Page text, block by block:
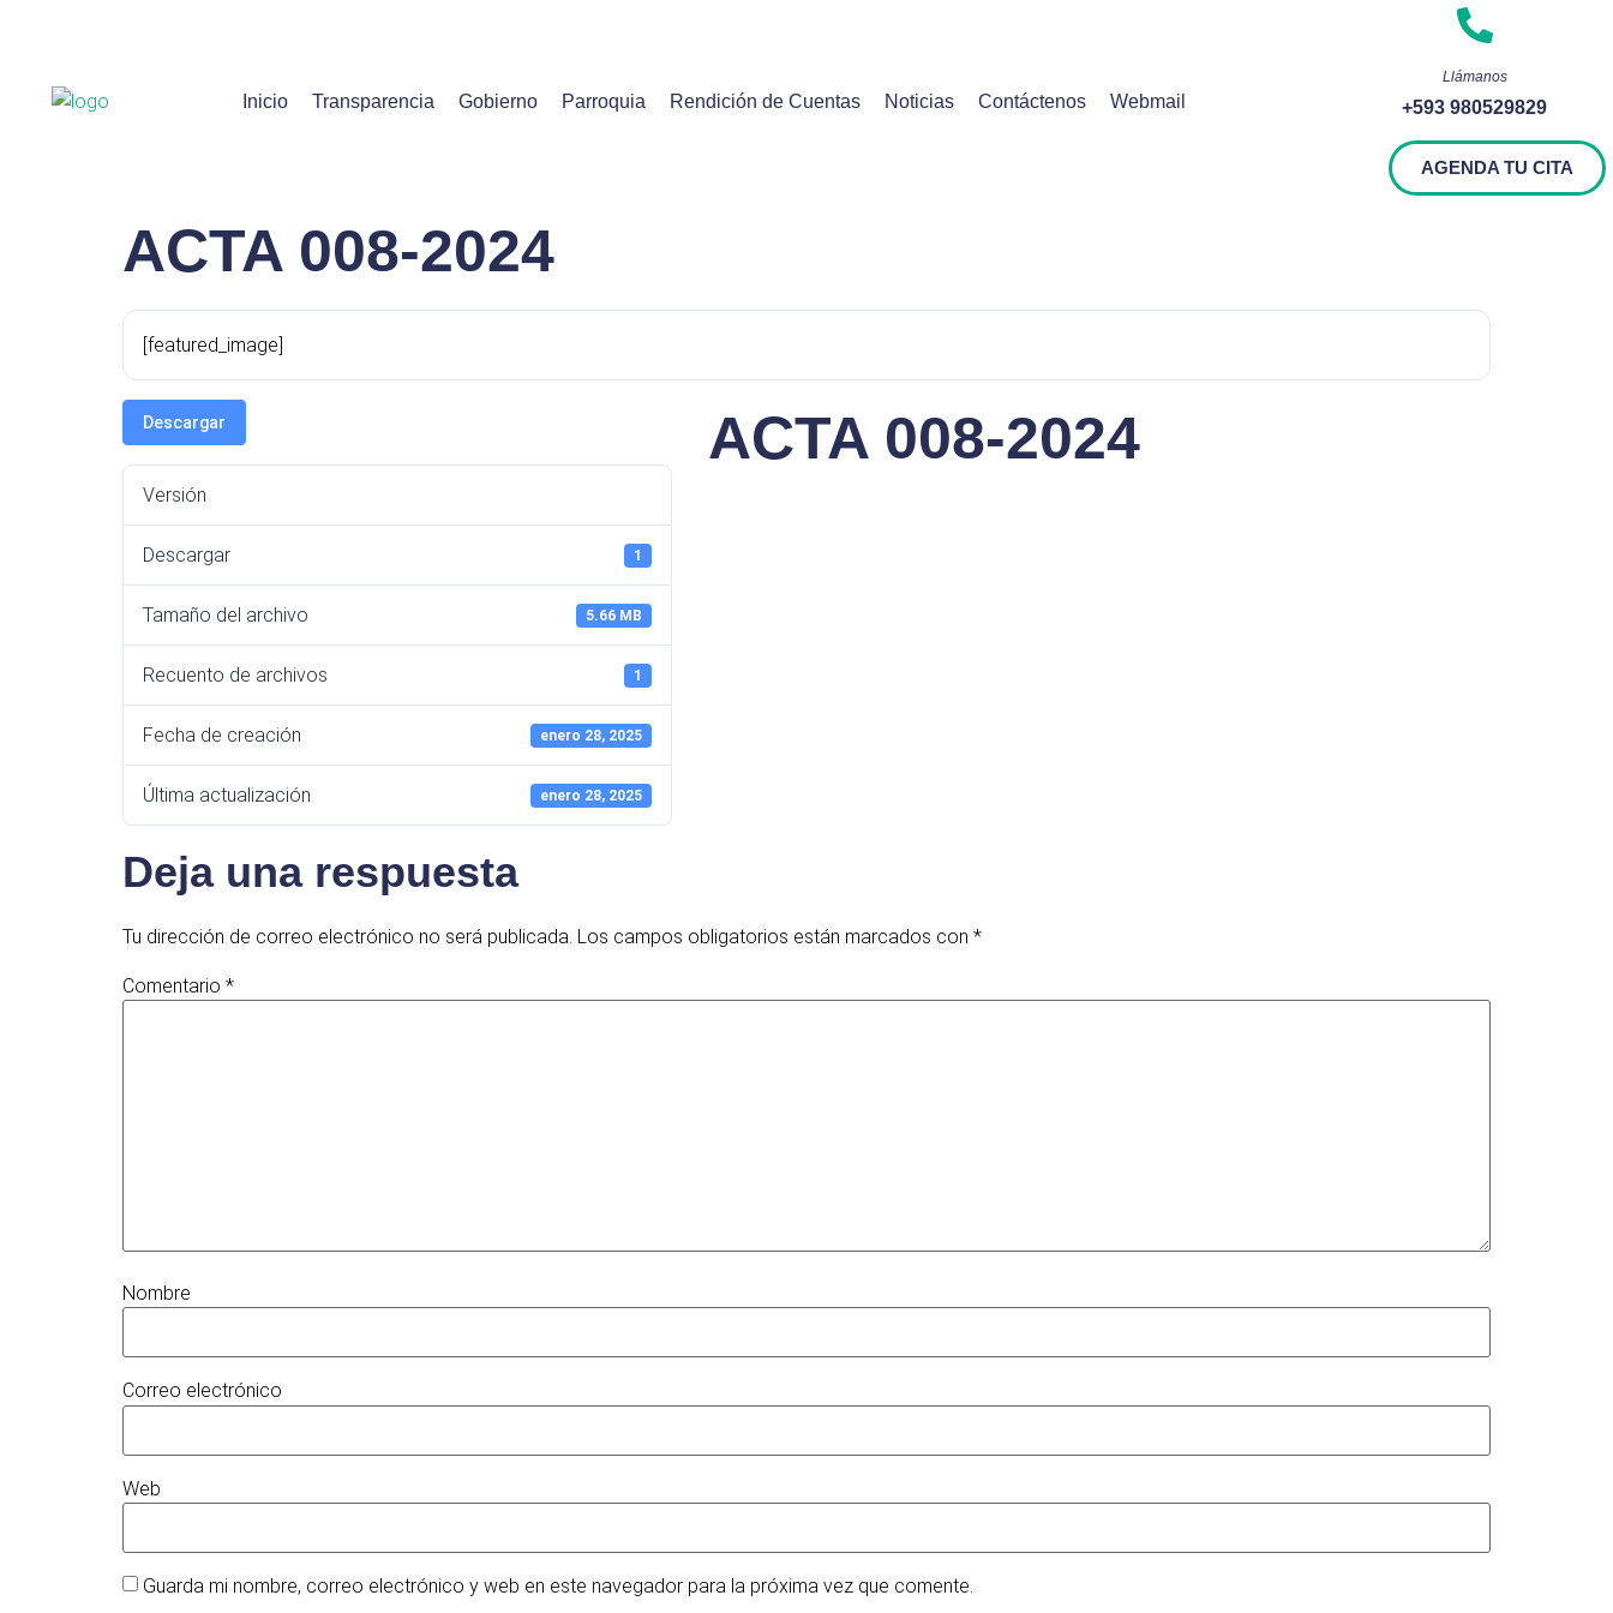
Inicio Transparencia Gobierno Parroquia Rendición de Cuentas Noticias Contáctenos Webmail
Llámanos
+593 980529829
AGENDA TU CITA
ACTA 008-2024
[featured_image]
Descargar
Versión
Descargar 1
Tamaño del archivo 5.66 MB
Recuento de archivos 1
Fecha de creación enero 28, 2025
Última actualización enero 28, 2025
ACTA 008-2024
Deja una respuesta
Tu dirección de correo electrónico no será publicada. Los campos obligatorios están marcados con *
Comentario *
Nombre
Correo electrónico
Web
Guarda mi nombre, correo electrónico y web en este navegador para la próxima vez que comente.